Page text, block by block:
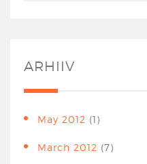
ARHIIV
May 2012 (1)
March 2012 (7)